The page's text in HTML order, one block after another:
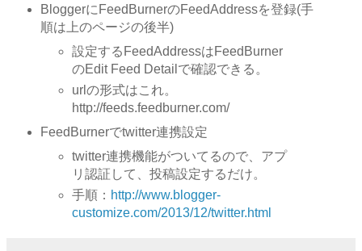
BloggerにFeedBurnerのFeedAddressを登録(手
順は上のページの後半)
設定するFeedAddressはFeedBurner
のEdit Feed Detailで確認できる。
urlの形式はこれ。
http://feeds.feedburner.com/
FeedBurnerでtwitter連携設定
twitter連携機能がついてるので、アプ
リ認証して、投稿設定するだけ。
手順： http://www.blogger-
customize.com/2013/12/twitter.html